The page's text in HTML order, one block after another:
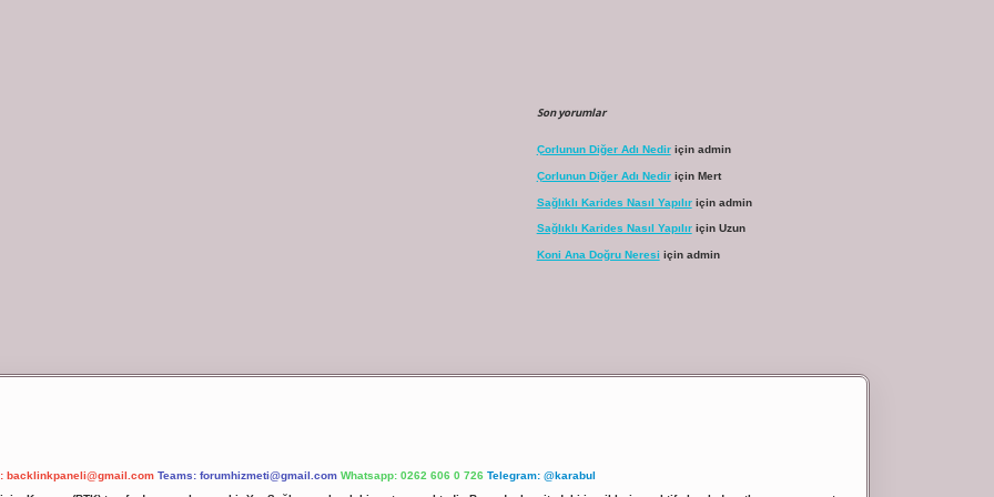
Son yorumlar
Çorlunun Diğer Adı Nediriçin admin
Çorlunun Diğer Adı Nediriçin Mert
Sağlıklı Karides Nasıl Yapılıriçin admin
Sağlıklı Karides Nasıl Yapılıriçin Uzun
Koni Ana Doğru Neresi için admin
backlinkpaneli@gmail.com Teams: forumhizmeti@gmail.com Whatsapp: 0262 606 0 726 Telegram: @karabul